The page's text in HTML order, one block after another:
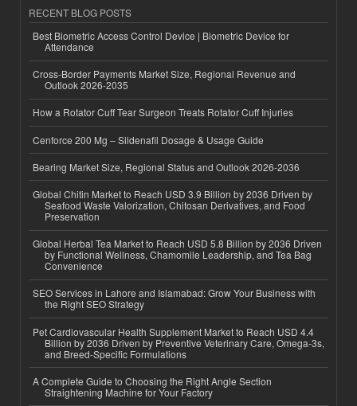
RECENT BLOG POSTS
Best Biometric Access Control Device | Biometric Device for
Attendance
Cross-Border Payments Market Size, Regional Revenue and
Outlook 2026-2035
How a Rotator Cuff Tear Surgeon Treats Rotator Cuff Injuries
Cenforce 200 Mg – Sildenafil Dosage & Usage Guide
Bearing Market Size, Regional Status and Outlook 2026-2036
Global Chitin Market to Reach USD 3.9 Billion by 2036 Driven by
Seafood Waste Valorization, Chitosan Derivatives, and Food
Preservation
Global Herbal Tea Market to Reach USD 5.8 Billion by 2036 Driven
by Functional Wellness, Chamomile Leadership, and Tea Bag
Convenience
SEO Services in Lahore and Islamabad: Grow Your Business with
the Right SEO Strategy
Pet Cardiovascular Health Supplement Market to Reach USD 4.4
Billion by 2036 Driven by Preventive Veterinary Care, Omega-3s,
and Breed-Specific Formulations
A Complete Guide to Choosing the Right Angle Section
Straightening Machine for Your Factory